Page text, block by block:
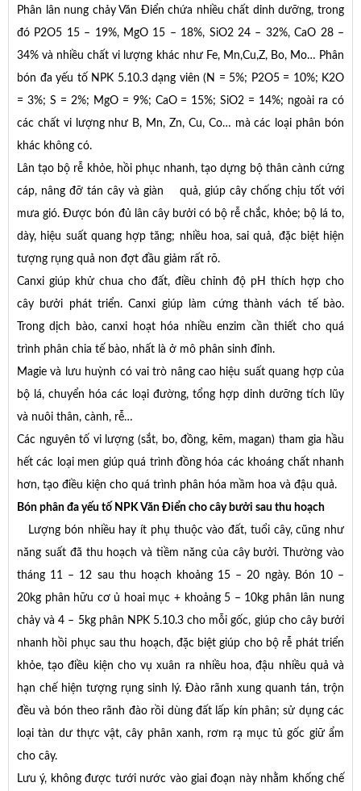
Phân lân nung chảy Văn Điển chứa nhiều chất dinh dưỡng, trong
đó P2O5 15 – 19%, MgO 15 – 18%, SiO2 24 – 32%, CaO 28 –
34% và nhiều chất vi lượng khác như Fe, Mn,Cu,Z, Bo, Mo… Phân
bón đa yếu tố NPK 5.10.3 dạng viên (N = 5%; P2O5 = 10%; K2O
= 3%; S = 2%; MgO = 9%; CaO = 15%; SiO2 = 14%; ngoài ra có
các chất vi lượng như B, Mn, Zn, Cu, Co… mà các loại phân bón
khác không có.
Lân tạo bộ rễ khỏe, hồi phục nhanh, tạo dựng bộ thân cành cứng
cáp, nâng đỡ tán cây và giàn quả, giúp cây chống chịu tốt với
mưa gió. Được bón đủ lân cây bưởi có bộ rễ chắc, khỏe; bộ lá to,
dày, hiệu suất quang hợp tăng; nhiều hoa, sai quả, đặc biệt hiện
tượng rụng quả non đợt đầu giảm rất rõ.
Canxi giúp khử chua cho đất, điều chỉnh độ pH thích hợp cho
cây bưởi phát triển. Canxi giúp làm cứng thành vách tế bào.
Trong dịch bào, canxi hoạt hóa nhiều enzim cần thiết cho quá
trình phân chia tế bào, nhất là ở mô phân sinh đỉnh.
Magie và lưu huỳnh có vai trò nâng cao hiệu suất quang hợp của
bộ lá, chuyển hóa các loại đường, tổng hợp dinh dưỡng tích lũy
và nuôi thân, cành, rễ…
Các nguyên tố vi lượng (sắt, bo, đồng, kẽm, magan) tham gia hầu
hết các loại men giúp quá trình đồng hóa các khoáng chất nhanh
hơn, tạo điều kiện cho quá trình phân hóa mầm hoa và đậu quả.
Bón phân đa yếu tố NPK Văn Điển cho cây bưởi sau thu hoạch
Lượng bón nhiều hay ít phụ thuộc vào đất, tuổi cây, cũng như
năng suất đã thu hoạch và tiềm năng của cây bưởi. Thường vào
tháng 11 – 12 sau thu hoạch khoảng 15 – 20 ngày. Bón 10 –
20kg phân hữu cơ ủ hoai mục + khoảng 5 – 10kg phân lân nung
chảy và 4 – 5kg phân NPK 5.10.3 cho mỗi gốc, giúp cho cây bưởi
nhanh hồi phục sau thu hoạch, đặc biệt giúp cho bộ rễ phát triển
khỏe, tạo điều kiện cho vụ xuân ra nhiều hoa, đậu nhiều quả và
hạn chế hiện tượng rụng sinh lý. Đào rãnh xung quanh tán, trộn
đều và bón theo rãnh đào rồi dùng đất lấp kín phân; sử dụng các
loại tàn dư thực vật, cây phân xanh, rơm rạ mục tủ gốc giữ ẩm
cho cây.
Lưu ý, không được tưới nước vào giai đoạn này nhằm khống chế